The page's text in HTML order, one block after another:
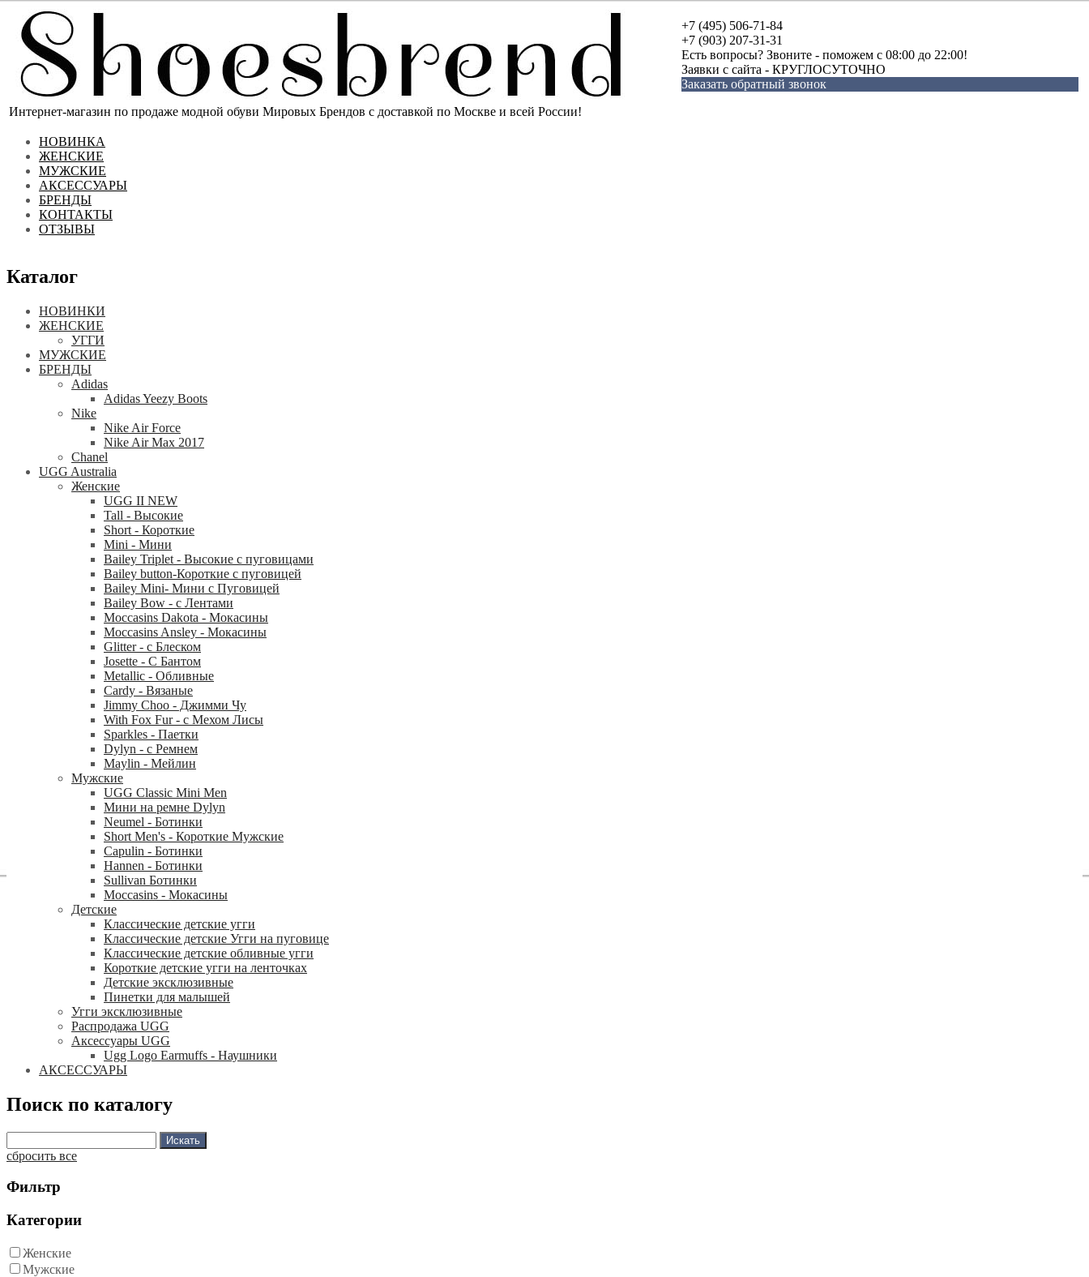
+7 (495) 506-71-84
+7 (903) 207-31-31
Есть вопросы? Звоните - поможем c 08:00 до 22:00!
Заявки с сайта - КРУГЛОСУТОЧНО
Заказать обратный звонок
Интернет-магазин по продаже модной обуви Мировых Брендов с доставкой по Москве и всей России!
НОВИНКА
ЖЕНСКИЕ
МУЖСКИЕ
АКСЕССУАРЫ
БРЕНДЫ
КОНТАКТЫ
ОТЗЫВЫ
Каталог
НОВИНКИ
ЖЕНСКИЕ
УГГИ
МУЖСКИЕ
БРЕНДЫ
Adidas
Adidas Yeezy Boots
Nike
Nike Air Force
Nike Air Max 2017
Chanel
UGG Australia
Женские
UGG II NEW
Tall - Высокие
Short - Короткие
Mini - Mини
Bailey Triplet - Высокие с пуговицами
Bailey button-Короткие с пуговицей
Bailey Mini- Мини с Пуговицей
Bailey Bow - с Лентами
Moccasins Dakota - Мокасины
Moccasins Ansley - Мокасины
Glitter - с Блеском
Josette - С Бантом
Metallic - Обливные
Cardy - Вязаные
Jimmy Choo - Джимми Чу
With Fox Fur - с Мехом Лисы
Sparkles - Паетки
Dylyn - с Ремнем
Maylin - Мейлин
Мужские
UGG Classic Mini Men
Мини на ремне Dylyn
Neumel - Ботинки
Short Men's - Короткие Мужские
Capulin - Ботинки
Hannen - Ботинки
Sullivan Ботинки
Moccasins - Мокасины
Детские
Классические детские угги
Классические детские Угги на пуговице
Классические детские обливные угги
Короткие детские угги на ленточках
Детские эксклюзивные
Пинетки для малышей
Угги эксклюзивные
Распродажа UGG
Аксессуары UGG
Ugg Logo Earmuffs - Наушники
АКСЕССУАРЫ
Поиск по каталогу
сбросить все
Фильтр
Категории
Женские
Мужские